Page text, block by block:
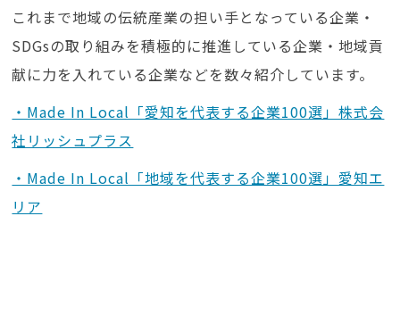
これまで地域の伝統産業の担い手となっている企業・
SDGsの取り組みを積極的に推進している企業・地域貢
献に力を入れている企業などを数々紹介しています。
・Made In Local「愛知を代表する企業100選」株式会
社リッシュプラス
・Made In Local「地域を代表する企業100選」愛知エ
リア